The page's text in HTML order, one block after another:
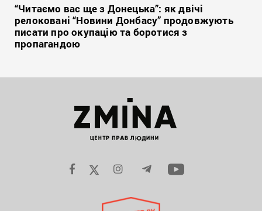
“Читаємо вас ще з Донецька”: як двічі
релоковані “Новини Донбасу” продовжують
писати про окупацію та боротися з
пропагандою